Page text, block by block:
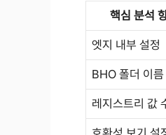
핵심 분석
엣지 내부 설정
BHO 폴더 이름
레지스트리 값